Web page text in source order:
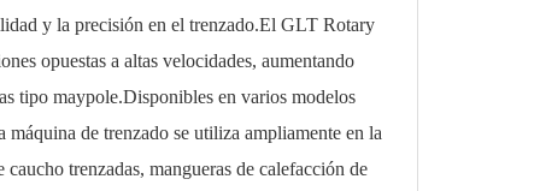
y la precisión en el trenzado.El GLT Rotary
opuestas a altas velocidades, aumentando
tipo maypole.Disponibles en varios modelos
de trenzado se utiliza ampliamente en la
trenzadas, mangueras de calefacción de